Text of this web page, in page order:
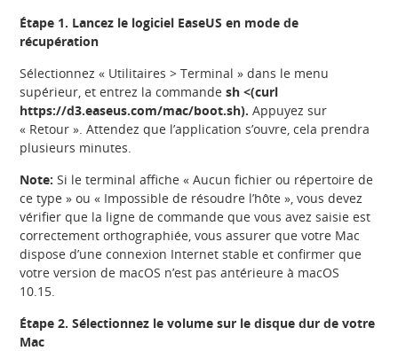
Étape 1. Lancez le logiciel EaseUS en mode de
récupération
Sélectionnez « Utilitaires > Terminal » dans le menu
supérieur, et entrez la commandesh <(curl
https://d3.easeus.com/mac/boot.sh). Appuyez sur
« Retour ». Attendez que l’application s’ouvre, cela prendra
plusieurs minutes.
Note:Si le terminal affiche « Aucun fichier ou répertoire de
ce type » ou « Impossible de résoudre l’hôte », vous devez
vérifier que la ligne de commande que vous avez saisie est
correctement orthographiée, vous assurer que votre Mac
dispose d’une connexion Internet stable et confirmer que
votre version de macOS n’est pas antérieure à macOS
10.15.
Étape 2. Sélectionnez le volume sur le disque dur de votre
Mac